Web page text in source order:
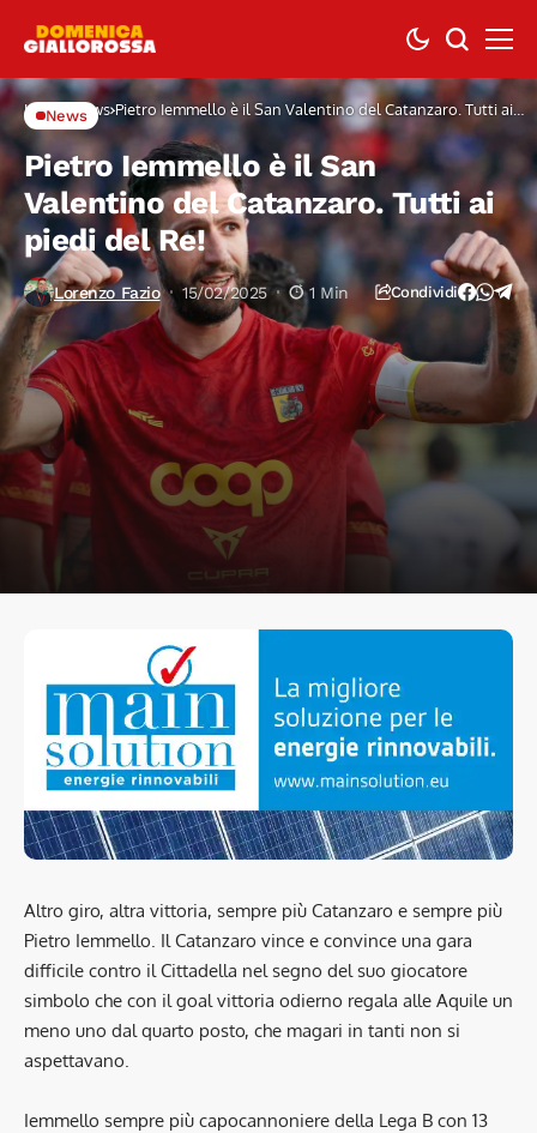
Home News Pietro Iemmello è il San Valentino del Catanzaro. Tutti ai
piedi del Re!
News
Pietro Iemmello è il San
Valentino del Catanzaro. Tutti ai
piedi del Re!
Lorenzo Fazio 15/02/2025 1 Min Condividi
Altro giro, altra vittoria, sempre più Catanzaro e sempre più
Pietro Iemmello. Il Catanzaro vince e convince una gara
difficile contro il Cittadella nel segno del suo giocatore
simbolo che con il goal vittoria odierno regala alle Aquile un
meno uno dal quarto posto, che magari in tanti non si
aspettavano.
Iemmello sempre più capocannoniere della Lega B con 13